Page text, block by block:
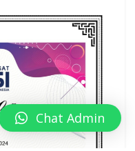
Chat Admin